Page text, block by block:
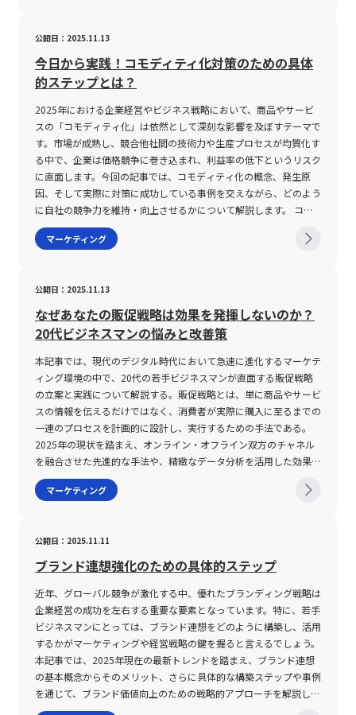
市場調査を通じて各製品の代替性を定量的に把握し、価格戦略やプ
ロモーション戦略を適切に立案する必要がある。補完財の場合、消
費者が両方の商品のセット需要を持つため、一方の財の価格上昇は
他方の需要を大きく左右する。特に完全補完財は、セットでの購入
が必須とされるため、単体での販売戦略は成立しにくい。企業は、
補完財の相互依存性を正確に見極め、価格設定や在庫管理、さらに
は販促活動を統合的に実施することが求められる。たとえば、ゲー
ム機メーカーがゲームソフトメーカーと連携して共同プロモーショ
ンを実施するなど、補完財間の協業が市場シェアの拡大に大きく寄
与する可能性がある。独立財に関しては、その性質上、他の財の需
要変動に対する感応度が極めて低いことから、市場分析の際の説明
経済の大きな変動や共通の外部要因が影響を及ぼす可能性があるた
な影響を与える可能性がある。また、これらの財の分類は経済理論
上の理想モデルに基づいているため、現実の経済活動においては複
雑な相互作用が存在する。例えば、単一の商品が代替財としても補
完財としても機能するケースや、市場環境の変化により一時的に独
立財の性質を帯びる場合などが挙げられる。これらの点を踏まえ、
企業は統計データや消費者行動の観察、さらには実験的手法を用い
た市場分析を行い、柔軟かつ科学的な意思決定を下すことが重要で
ある。加えて、価格変動に起因する所得効果と代替効果の理解は、
特にスルツキー分解によって明示されるように、各財がどのように
消費者の購買行動に影響を及ぼすかを具体的に把握するための有力
なツールである。完全代替財においては代替効果が顕著であり、そ
ては代替効果がほとんど認められず、所得効果のみが現れるという
精緻に実施できることになる。 まとめ 以上の議論により、代替
財・補完財・独立財は現代経済学および実務上の意思決定において
極めて重要な概念であることが明らかとなった。代替財は、価格変
動が他の商品の需要に同方向の影響を与えることから、特に市場シ
ェア争いにおいて、競合製品との相互関係を考慮する必要がある。
完全代替財と粗代替財に分けて考えることで、企業はより精密な需
要予測と価格戦略を策定できる。一方、補完財はセットで利用され
る性質が強調され、製品の販売戦略やパートナーシップ構築におい
て、両製品の連動性を十分に活用することが求められる。完全補完
財の場合は、無差別曲線がL字型となり、代替効果が極めて小さい
ため、価格変更に対する消費者の反応が主に所得効果を介して現れ
載、情報更新、さらには物流面でのオペレーション管理に大きな負
荷がかかります。従来の限られた品数を扱う戦略と比較して、商品
の追加・更新作業や在庫管理のためのシステム投資、そしてこれら
の業務に対応するための人材育成が必要となるため、管理工数が飛
躍的に増大する可能性が高いです。 次に、顧客体験の質の確保も
重要な課題です。膨大な商品情報を提供することで、ユーザーが求
める商品をスムーズに発見し、購入に至るまでのプロセスを円滑に
することは、オンラインショップ運営において必須の要素です。高
性能な検索エンジン、洗練されたUI、効率的なレコメンデーション
機能の導入が求められ、顧客の行動履歴や購買傾向を分析するため
のデータマネジメントシステムの整備もまた欠かせません。 さら
に、ニッチな商品の取り扱いにはリスクも伴います。少量販売が基
本となるため、個々の商品の利益率は必ずしも高くなく、販売数量
る可能性もあり、定期的な在庫チェックや需要予測システムの活用
を欠かすことはできません。 戦略の成功には、単に多品種展開を
行うだけでなく、システマティックなオペレーションと高精度のデ
ータ分析が必要です。特に、若手ビジネスマンにとっては、従来の
単一ヒット商品の成功パターンから脱却し、市場全体を俯瞰する視
点を身につけることが求められます。実際、amazonやNetflixとい
った企業は、ロングテール戦略を巧みに活用し、オンラインショッ
ピングや映像配信サービスにおいて、膨大な商品やコンテンツを顧
客個々の嗜好に合わせて提示することで、安定した収益基盤を築い
ています。 また、システム構築においては、スケーラビリティの
確保も不可欠です。急激なアクセス増加や、一時的な販売ピーク時
制の整備も含め、運用面でのリスク管理が必須となります。ロング
う。 まとめ ロングテール戦略は、オンライン市場の成長とともに
台頭してきた新たな経営手法として、従来のパレートの法則に依存
するブロックバスター戦略に対する有力な代替案となっています。
ニッチな需要に着目し、多品種の商品を少量ずつ販売することで、
安定した売上を実現できる一方、商品管理や物流、システム整備な
どオペレーション面での課題も抱えています。 20代の若手ビジネ
スマンにとって、ロングテール戦略は、時代の変化に柔軟に対応す
るための一手として大変有効です。デジタル技術を駆使し、顧客の
多様なニーズと行動パターンを的確に捉えることが求められる現代
において、この戦略を理解し、適切に活用することは、競争優位性
の確保に直結します。 今後もインターネットの普及、デジタルマ
は単独で業務を完結させるのではなく、エンジニア、デザイナー、
セールスチーム、カスタマーサポートなど、各部門との連携を密に
行いながら、企業の全体戦略としてのプロダクト展開を推進しま
す。そのため、各部門間の情報の橋渡し役となり、コミュニケーシ
ョン力や調整力が必要不可欠となります。また、ユーザーの反応に
応じた迅速な戦略変更が求められるため、決断力とタイムマネジメ
ント能力も重視されるスキルとして挙げられます。 PMMの注意点
PMMとして活躍するためには、豊富なマーケティング知識と実務
経験が求められますが、同時にいくつかの注意点も存在します。ま
ず、PMMはプロダクトの売上に直結する役割であり、その責任の
重さから、失敗が企業全体に大きな影響を及ぼす可能性がありま
す。市場調査やユーザー分析においてはデータに基づいた的確な判
断が必要となり、分析力や論理的思考力が欠かせません。 また、
要があります。このため、日々変わる市場状況を把握するための情
報収集能力、そして短期間での戦略転換を可能とする柔軟な発想が
求められます。加えて、関係する各部門との連携には高いコミュニ
ケーションスキルが必要であり、一方通行ではなく双方向の意見交
換ができる調整力も必要です。 さらに、未経験者がPMMへ転職を
目指す場合、実務経験や実績の不足が大きなハードルとなります。
そのため、まずはマネジメント経験を積むことや、プロジェクトマ
ネジメント関連の資格取得（たとえば、IPAやPMIが認定する資
格）などを通じて、自己のスキルを裏付ける努力が重要になりま
す。業界特化型の転職エージェントを活用することで、未経験者で
もステップアップできるケースが増えており、キャリアの転換期に
おけるサポート体制が整いつつある状況です。 注意すべき点とし
て、PMMは単なるマーケティング担当職とは一線を画しており、
づいた判断力、そして製品開発に関わる各専門知識との融合が必要
不可欠です。このような背景から、PMMとしてのキャリアを形成
するためには、日常的なスキルアップや業界動向の継続的な学習が
求められ、組織内での信頼を得るためには確固たる成果実績の積み
重ねが必要となります。 まとめ 本記事では、「PMM（プロダクト
マーケティングマネージャー）」という職種について、定義や役
割、業務内容、必要なスキル、そして今後の将来性について詳細に
解説しました。PMMはプロダクトの市場導入から販売促進、そし
てユーザーサポートまで、一連のマーケティング戦略を一手に引き
受ける非常に高度な職務であり、その責任範囲の広さと責任の重さ
が特徴です。特に、PdMやPMと比較して、ビジネス部門の統括や
るという性質を持ちます。このセリングのアプローチは、売り手主
導の戦略として展開される点が特徴的であり、迅速な成果を求める
一方で、顧客との対話を重視する姿勢が求められます。 セリング
は、単に商品の説明や特徴を伝えるだけのプロダクトセリングに留
まらず、ソリューションセリング、ビジョンセリング、さらにはイ
ンサイトセリングといった多段階かつ深みのある手法へと発展して
います。プロダクトセリングでは、まず自社商品の特性と競合他社
との差別化ポイントを明確に打ち出し、提案営業を行います。続く
ソリューションセリングでは、顧客が抱える具体的な課題を引き出
し、その解決手段として自社サービスを提案する形に進化します。
さらに、ビジョンセリングやインサイトセリングでは、顧客が自身
でも意識していなかった潜在的な課題や将来実現すべき理想像に着
目し、共に解決策を構築するというアプローチが展開され、これら
最近のBtoB市場においては、クロスセリングの手法も大きな注目
を集めています。クロスセリングは、既存の顧客に対して、既に契
約済みのサービスや商品と併せて別の付加価値の高い提案を行うこ
とで、売上単価を向上させる戦略です。Amazonやマクドナルドと
いった企業においては、顧客が検討中の商品に加え、関連するアイ
テムやセット商品の提案が自然な流れで行われ、これにより既存顧
客から更なる価値を引き出す仕組みが確立されています。このよう
に、セリングは単一の取引の成立に留まらず、顧客との関係性を深
化させるための重要な手法として活用されています。 セリングが
他のマーケティング活動とどのように連携し、相補的な役割を果た
すのかという点も注目されます。ピーター・ドラッカーが提唱した
「マーケティングの目的は販売を不必要にすること」という考え方
は、マーケティングが本来、顧客のニーズを把握し、自然と売れる
より、どれだけ完璧な売れる仕組みを整えたとしても、セリングの
現場での柔軟な対応と直接的な販売活動が不可欠となるケースが多
く見受けられます。つまり、マーケティング戦略と連携を図ること
で、セリングはその実践領域を広げ、相乗効果を発揮することがで
きるのです。 セリングの注意点 セリングに取り組む際の注意点は
多岐にわたります。第一に、セリングは短期的な成果を追求するあ
まり、顧客との信頼関係や長期的なパートナーシップの構築がおろ
そかになってはならない点です。たとえば、プロダクトセリングが
過度に推し進められると、単に商品のスペックやセールストークに
終始し、顧客の本質的なニーズを見落とす危険性があります。その
結果、受注率の低下や一度契約が成立しても継続利用につながらな
公開日：2025.11.13
今日から実践！コモディティ化対策のための具体
的ステップとは？
2025年における企業経営やビジネス戦略において、商品やサービ
スの「コモディティ化」は依然として深刻な影響を及ぼすテーマで
す。市場が成熟し、競合他社間の技術力や生産プロセスが均質化す
る中で、企業は価格競争に巻き込まれ、利益率の低下というリスク
に直面します。今回の記事では、コモディティ化の概念、発生原
因、そして実際に対策に成功している事例を交えながら、どのよう
に自社の競争力を維持・向上させるかについて解説します。 コモ
ディティ化とは 「コモディティ」とは、もともと「商品」や「日
用品」という意味を持ち、ビジネスの文脈では、製品やサービスが
の比較において、価格以外の要素が評価されにくい市場環境に直面
することから、消費者がどの企業の製品を選んでも大差が見られな
くなる現象に悩まされます。 この現象は、単に消費者側のニーズ
の変化に起因するだけではなく、企業側の生産プロセスや技術、設
備投資の均質化によるものでもあります。 また、投資の観点から
も「コモディティ」という用語が用いられ、貴金属、エネルギー、
農産物など、商品の取引市場における均一な取引対象を意味する場
合もあります。 とりわけビジネスにおけるコモディティ化は、企
業の独自性が薄れ、市場競争が熾烈化する要因となるため、戦略的
な対応が求められる重要な課題です。 コモディティ化の注意点 企
業が直面するコモディティ化の問題は、多面的な要因が絡む複雑な
現象です。 まず、消費者側の要因として、顧客ニーズや市場環境が
急速に変化している中で、企業がその変化に柔軟に対応できず、同
減を追求するあまり、技術革新や品質向上への投資が後回しにな
り、結果として独自性が失われることが挙げられます。 また、製
も大きいため、企業は単にコスト削減に注力するのではなく、顧客
にとっての付加価値を再定義する必要があります。 さらに、コモ
ディティ化の状態では、例えばスマートフォン市場のように、どの
メーカーであっても基本的な性能が揃っているため、消費者がブラ
ンド選択の判断を価格やデザインなどの微細な要素に頼らざるを得
なくなります。 市場の均質化が進むと、単一の要素に依存した競
争戦略は容易に模倣され、持続可能な競争優位性を築くことが難し
くなります。 このため、企業はコモディティ化を防ぐために、ま
マーケティング
公開日：2025.11.13
なぜあなたの販促戦略は効果を発揮しないのか？
20代ビジネスマンの悩みと改善策
本記事では、現代のデジタル時代において急速に進化するマーケテ
ィング環境の中で、20代の若手ビジネスマンが直面する販促戦略
の立案と実践について解説する。販促戦略とは、単に商品やサービ
スの情報を伝えるだけではなく、消費者が実際に購入に至るまでの
一連のプロセスを計画的に設計し、実行するための手法である。
2025年の現状を踏まえ、オンライン・オフライン双方のチャネル
を融合させた先進的な手法や、精緻なデータ分析を活用した効果測
定といった最新の取り組みが進められている。本記事を通じ、販促
戦略の基本的な概念から具体的な立案手順、注意すべきポイントま
に大きな影響を及ぼしており、より高度なマーケティング施策の構
築が求められている。これに伴い、販促戦略の重要性は増す一方で
して消費者が購入の意思決定に至るまでの一連の流れを、計画的か
つ戦略的に設計する手法を指す。販促（販売促進）は、単に商品の
情報を伝達するだけでなく、購入という「きっかけ」を消費者に与
えるための施策全般を意味する。具体的には、サンプルの提供、ク
ーポンの配布、キャンペーンの実施などが挙げられ、これらの施策
を通じて販売促進の効果を最大化することが求められる。また、現
代のマーケティングでは、オンライン媒体を利用したプロモーショ
ンと、オフラインでの直接的アプローチとの両方が不可欠となって
マーケティング
公開日：2025.11.11
ブランド連想強化のための具体的ステップ
近年、グローバル競争が激化する中、優れたブランディング戦略は
企業経営の成功を左右する重要な要素となっています。特に、若手
ビジネスマンにとっては、ブランド連想をどのように構築し、活用
するかがマーケティングや経営戦略の鍵を握ると言えるでしょう。
本記事では、2025年現在の最新トレンドを踏まえ、ブランド連想
の基本概念からそのメリット、さらに具体的な構築ステップや事例
を通じて、ブランド価値向上のための戦略的アプローチを解説しま
す。 今日の市場環境では、単に製品やサービスの質が高いだけで